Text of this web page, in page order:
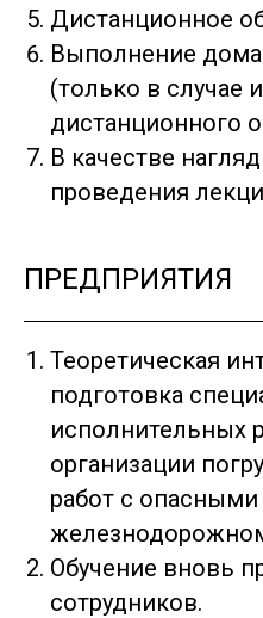
Дистанционное
Выполнение
(только в случае
дистанционного
В качестве
проведения
ПРЕДПРИЯТИЯ
Теоретическая
подготовка
исполнительных
организации
работ с опасными
Обучение вновь
сотрудников.